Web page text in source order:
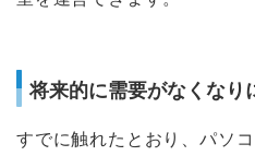
将来的に需要がなくなり
すでに触れたとおり、パソ